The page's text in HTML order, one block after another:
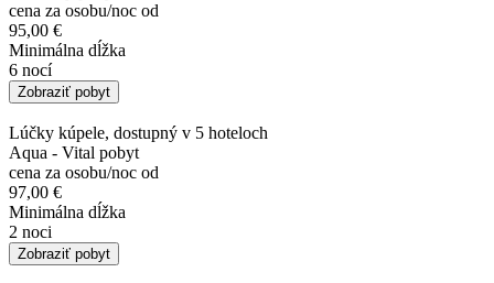
cena za osobu/noc od
95,00 €
Minimálna dĺžka
6 nocí
Zobraziť pobyt
Lúčky kúpele, dostupný v 5 hoteloch
Aqua - Vital pobyt
cena za osobu/noc od
97,00 €
Minimálna dĺžka
2 noci
Zobraziť pobyt